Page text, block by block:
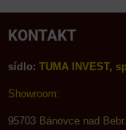
KONTAKT
sídlo: TUMA INVEST,
Showroom:
95703 Bánovce nad